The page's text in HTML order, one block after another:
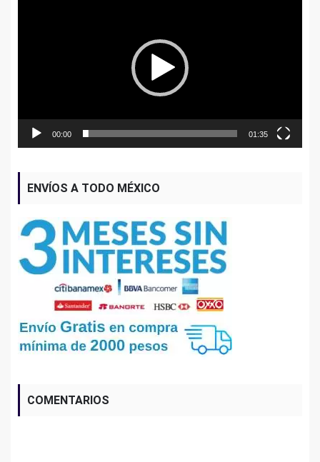
00:00 01:35
ENVÍOS A TODO MÉXICO
COMENTARIOS